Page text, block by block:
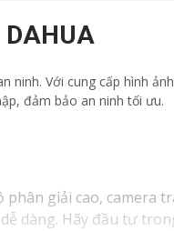
Với cung cấp hình
đảm bảo an ninh tối ưu.
giải cao, camera
dàng. Hãy đầu tư